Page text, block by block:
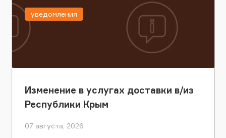
Изменение в услугах доставки в/из
Республики Крым
07 августа, 2026
уведомления